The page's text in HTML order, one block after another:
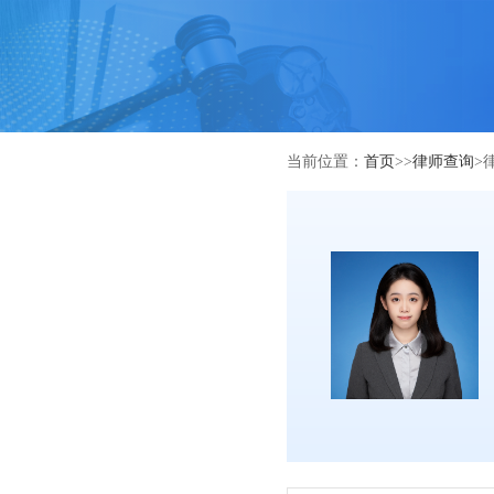
当前位置： 首页>>律师查询>